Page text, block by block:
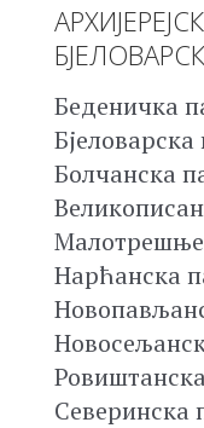
Беденичка
Бјеловарска
Болчанска
Нарћанска
Северинска